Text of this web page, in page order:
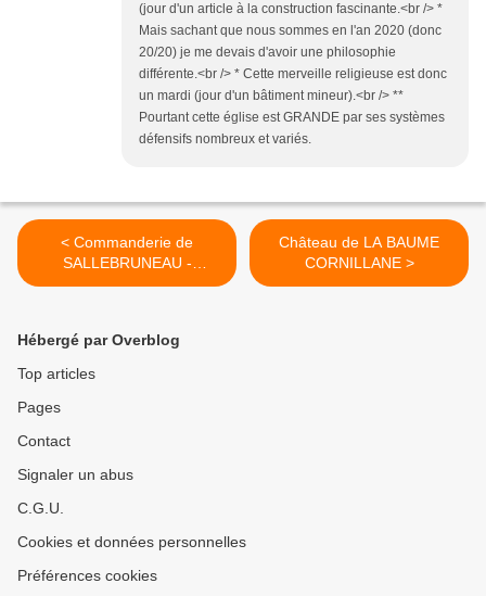
(jour d'un article à la construction fascinante.<br /> *
Mais sachant que nous sommes en l'an 2020 (donc
20/20) je me devais d'avoir une philosophie
différente.<br /> * Cette merveille religieuse est donc
un mardi (jour d'un bâtiment mineur).<br /> **
Pourtant cette église est GRANDE par ses systèmes
défensifs nombreux et variés.
< Commanderie de
SALLEBRUNEAU -
Frontenac
Château de LA BAUME
CORNILLANE >
Hébergé par Overblog
Top articles
Pages
Contact
Signaler un abus
C.G.U.
Cookies et données personnelles
Préférences cookies